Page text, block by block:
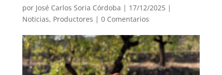
por José Carlos Soria Córdoba | 17/12/2025 |
Noticias, Productores | 0 Comentarios